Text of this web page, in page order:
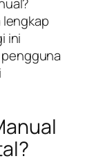
lengkap
ini